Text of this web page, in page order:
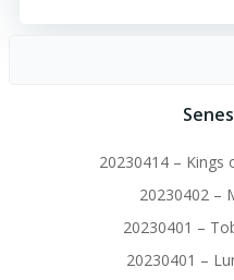
20230414 – Kings
20230402 –
20230401 –
20230401 –